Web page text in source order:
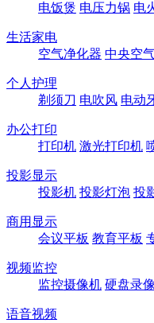
电饭煲 电压力锅 电
生活家电
空气净化器 中央空
个人护理
剃须刀 电吹风 电动
办公打印
打印机 激光打印机
投影显示
投影机 投影灯泡 投
商用显示
会议平板 教育平板
视频监控
监控摄像机 硬盘录
语音视频